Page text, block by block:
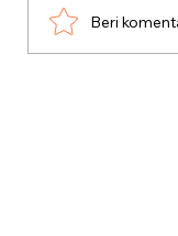
Dari
Beri